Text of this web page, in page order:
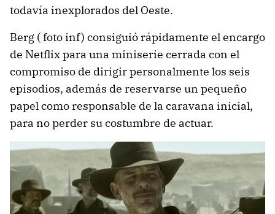
todavía inexplorados del Oeste.
Berg ( foto inf) consiguió rápidamente el encargo
de Netflix para una miniserie cerrada con el
compromiso de dirigir personalmente los seis
episodios, además de reservarse un pequeño
papel como responsable de la caravana inicial,
para no perder su costumbre de actuar.